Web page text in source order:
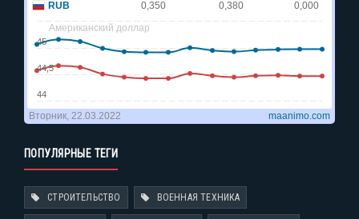
ПОПУЛЯРНЫЕ ТЕГИ
СТРОИТЕЛЬСТВО ВОЕННАЯ ТЕХНИКА